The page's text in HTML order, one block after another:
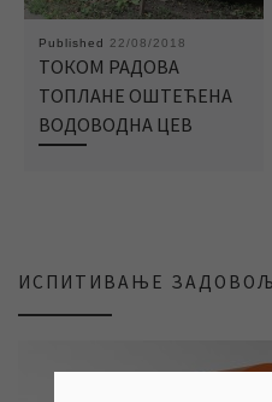
Published 22/08/2018
ТОКОМ РАДОВА
ТОПЛАНЕ ОШТЕЋЕНА
ВОДОВОДНА ЦЕВ
ИСПИТИВАЊЕ